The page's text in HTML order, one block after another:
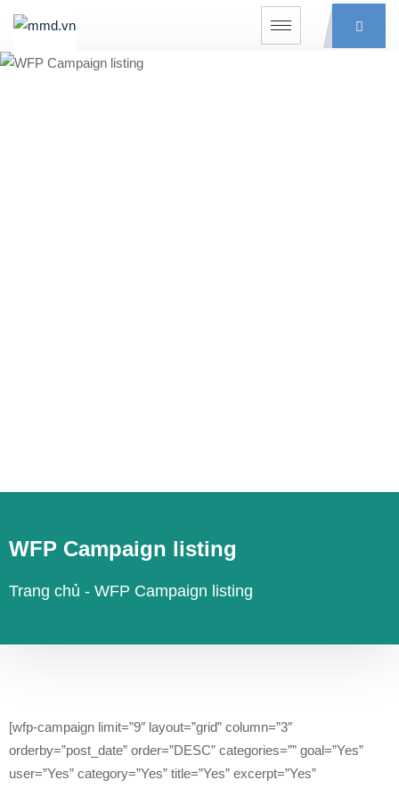
WFP Campaign listing
Trang chủ - WFP Campaign listing
[wfp-campaign limit=”9″ layout=”grid” column=”3″
orderby=”post_date” order=”DESC” categories=”” goal=”Yes”
user=”Yes” category=”Yes” title=”Yes” excerpt=”Yes”